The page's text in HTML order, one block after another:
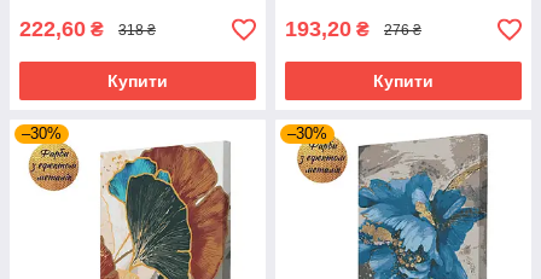
222,60 ₴ 318 ₴
Купити
193,20 ₴ 276 ₴
Купити
–30% –30%